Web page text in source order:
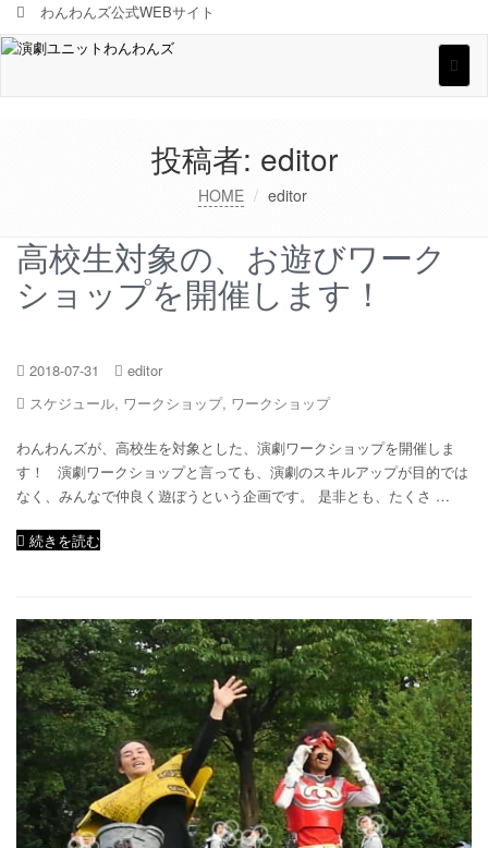
わんわんズ公式WEBサイト
投稿者: editor
HOME editor
高校生対象の、お遊びワーク
ショップを開催します！
2018-07-31
editor
スケジュール, ワークショップ, ワークショップ
わんわんズが、高校生を対象とした、演劇ワークショップを開催しま
す！ 演劇ワークショップと言っても、演劇のスキルアップが目的では
なく、みんなで仲良く遊ぼうという企画です。 是非とも、たくさ …
続きを読む